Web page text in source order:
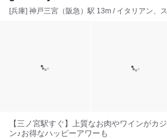
[兵庫] 神戸三宮（阪急）駅 13m / イタリアン、
【三ノ宮駅すぐ】上質なお肉やワインがカ
ン♪お得なハッピーアワーも